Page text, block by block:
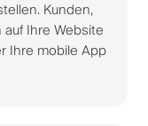
Kunden,
Ihre Website
Ihre mobile App